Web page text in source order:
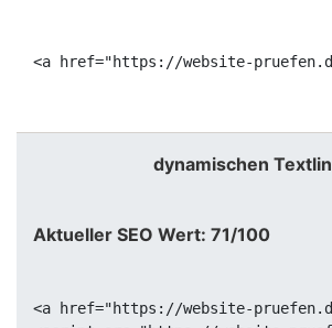
<a href="https://website-
dynamischen
Aktueller SEO Wert: 71/100
<a href="https://website-